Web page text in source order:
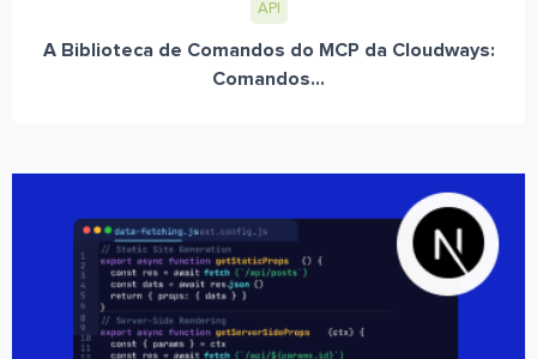
API
A Biblioteca de Comandos do MCP da Cloudways:
Comandos...